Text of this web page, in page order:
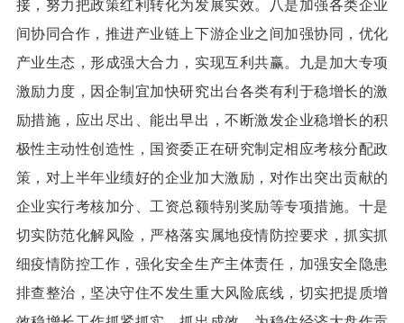
接，努力把政策红利转化为发展实效。八是加强各类企业
间协同合作，推进产业链上下游企业之间加强协同，优化
产业生态，形成强大合力，实现互利共赢。九是加大专项
激励力度，因企制宜加快研究出台各类有利于稳增长的激
励措施，应出尽出、能出早出，不断激发企业稳增长的积
极性主动性创造性，国资委正在研究制定相应考核分配政
策，对上半年业绩好的企业加大激励，对作出突出贡献的
企业实行考核加分、工资总额特别奖励等专项措施。十是
切实防范化解风险，严格落实属地疫情防控要求，抓实抓
细疫情防控工作，强化安全生产主体责任，加强安全隐患
排查整治，坚决守住不发生重大风险底线，切实把提质增